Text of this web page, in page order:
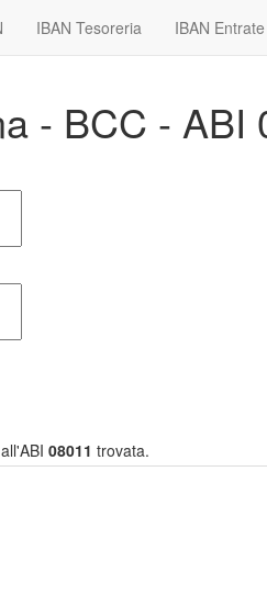
IBAN Tesoreria IBAN
- BCC - ABI
08011 trovata.